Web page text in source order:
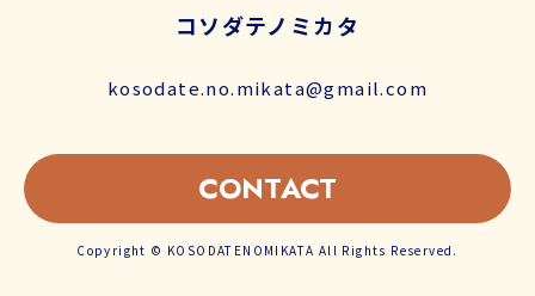
コソダテノミカタ
kosodate.no.mikata@gmail.com
CONTACT
Copyright © KOSODATENOMIKATA All Rights Reserved.